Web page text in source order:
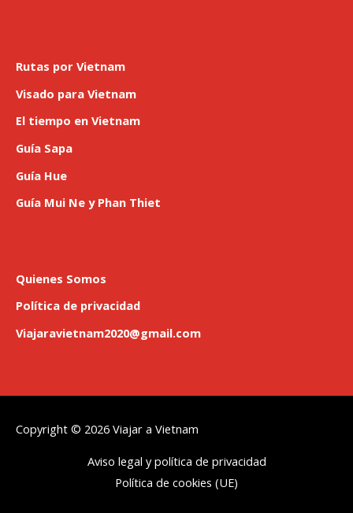
Rutas por Vietnam
Visado para Vietnam
El tiempo en Vietnam
Guía Sapa
Guía Hue
Guía Mui Ne y Phan Thiet
Quienes Somos
Política de privacidad
Viajaravietnam2020@gmail.com
Copyright © 2026 Viajar a Vietnam
Aviso legal y política de privacidad
Política de cookies (UE)